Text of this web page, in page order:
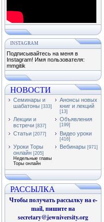
INSTAGRAM
Подписывайтесь на меня в
Instagram! Имя пользователя:
mmgitik
НОВОСТИ
Семинары и
шабатоны [333]
Анонсы новых
книг и лекций
[13]
Лекции и
встречи [837]
Объявления
[199]
Статьи [2077] Видео уроки
[416]
Уроки Торы
онлайн [205]
Недельные главы
Торы онлайн
Вебинары [971]
РАССЫЛКА
Чтобы получать рассылку на e-
mail, пишите на
secretary@jewniversity.org